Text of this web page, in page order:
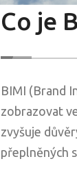
Co je
BIMI (Brand
zobrazovat
zvyšuje
přeplněných